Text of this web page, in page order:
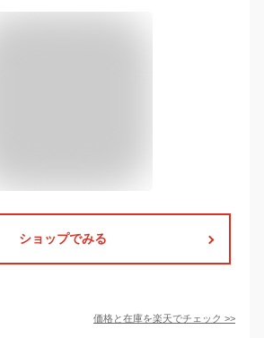
ショップでみる
価格と在庫を楽天でチェック >>